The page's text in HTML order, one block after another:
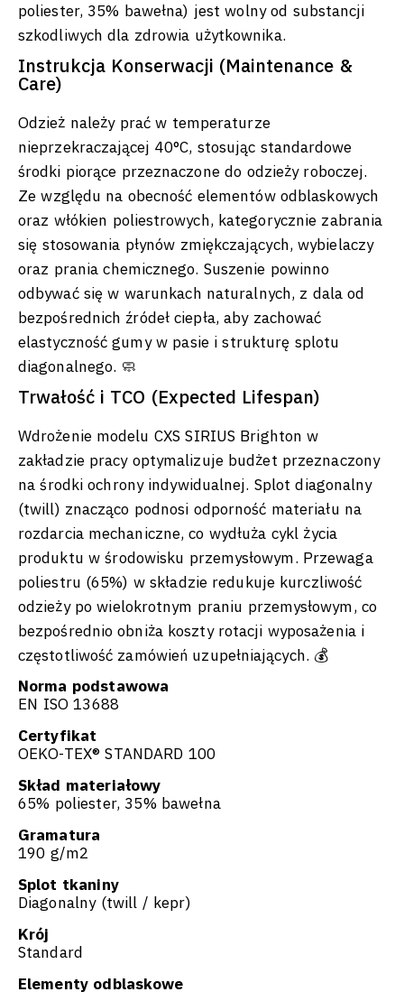
poliester, 35% bawełna) jest wolny od substancji
szkodliwych dla zdrowia użytkownika.
Instrukcja Konserwacji (Maintenance &
Care)
Odzież należy prać w temperaturze
nieprzekraczającej 40°C, stosując standardowe
środki piorące przeznaczone do odzieży roboczej.
Ze względu na obecność elementów odblaskowych
oraz włókien poliestrowych, kategorycznie zabrania
się stosowania płynów zmiękczających, wybielaczy
oraz prania chemicznego. Suszenie powinno
odbywać się w warunkach naturalnych, z dala od
bezpośrednich źródeł ciepła, aby zachować
elastyczność gumy w pasie i strukturę splotu
diagonalnego. 🧼
Trwałość i TCO (Expected Lifespan)
Wdrożenie modelu CXS SIRIUS Brighton w
zakładzie pracy optymalizuje budżet przeznaczony
na środki ochrony indywidualnej. Splot diagonalny
(twill) znacząco podnosi odporność materiału na
rozdarcia mechaniczne, co wydłuża cykl życia
produktu w środowisku przemysłowym. Przewaga
poliestru (65%) w składzie redukuje kurczliwość
odzieży po wielokrotnym praniu przemysłowym, co
bezpośrednio obniża koszty rotacji wyposażenia i
częstotliwość zamówień uzupełniających. 💰
Norma podstawowa
EN ISO 13688
Certyfikat
OEKO-TEX® STANDARD 100
Skład materiałowy
65% poliester, 35% bawełna
Gramatura
190 g/m2
Splot tkaniny
Diagonalny (twill / kepr)
Krój
Standard
Elementy odblaskowe